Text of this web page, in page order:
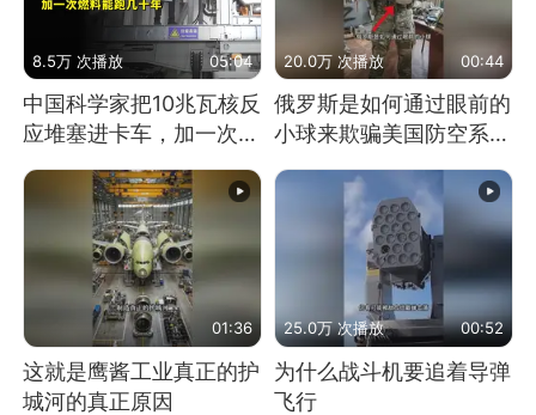
8.5万 次播放 05:04
中国科学家把10兆瓦核反
应堆塞进卡车，加一次燃
20.0万 次播放 00:44
俄罗斯是如何通过眼前的
小球来欺骗美国防空系统
01:36
这就是鹰酱工业真正的护
城河的真正原因
25.0万 次播放 00:52
为什么战斗机要追着导弹
飞行